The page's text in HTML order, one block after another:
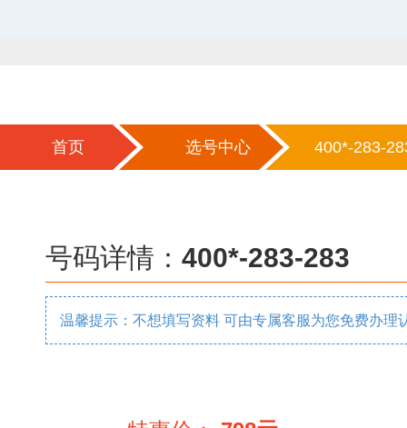
首页 选号中心 400*-283-
号码详情： 400*-283-283
温馨提示：不想填写资料 可由专属客服为您免费办理